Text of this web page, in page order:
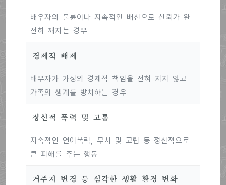
배우자의 불륜이나 지속적인 배신으로 신뢰가 완
전히 깨지는 경우
경제적 배제
배우자가 가정의 경제적 책임을 전혀 지지 않고
가족의 생계를 방치하는 경우
정신적 폭력 및 고통
지속적인 언어폭력, 무시 및 고립 등 정신적으로
큰 피해를 주는 행동
거주지 변경 등 심각한 생활 환경 변화